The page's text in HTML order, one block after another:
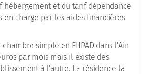
hébergement et du tarif dépendance
en charge par les aides financières
simple en EHPAD dans l'Ain
par mois mais il existe des
à l'autre. La résidence la